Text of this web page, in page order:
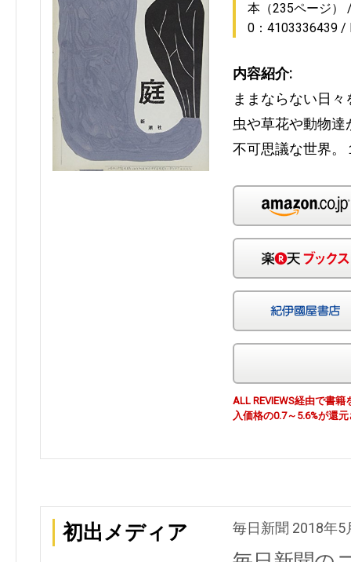
本（235ページ）
0：4103336439
内容紹介:
ままならない日
虫や草花や動物
不可思議な世界。
ALL REVIEWS経由で書
入価格の0.7～5.6%が還
初出メディア 毎日新聞 2018年5